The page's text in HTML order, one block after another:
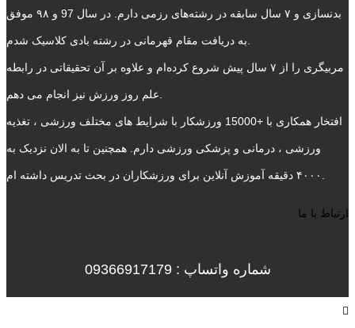
بدنسازی و ۷ سال سابقه در رشته‌های رزمی دارم. در سال 97 و ۹۸ موفق
مربیگری را از ۷ سال پیش شروع کرده‌ام و علاوه بر آن تحقیقاتی در رابطه
افتخار همکاری با +15000 ورزشکار با شرایط های مختلف ورزشی ، تغذیه
ورزشی ، درمانی و پزشکی ورزشی دارم. همچنین تا به الان نزدیک به
ارتباط با ما
شماره واتساپ : 09366917179